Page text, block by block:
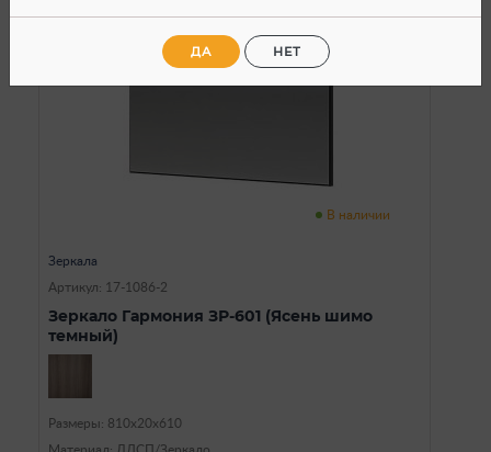
В наличии
Зеркала
Артикул: 17-1086-2
Зеркало Гармония ЗР-601 (Ясень шимо
темный)
Размеры: 810х20х610
ДА НЕТ